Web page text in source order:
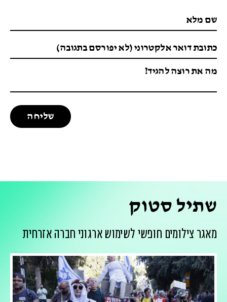
שתיל סטוק
מאגר צילומים חופשי לשימוש ארגוני חברה אזרחית